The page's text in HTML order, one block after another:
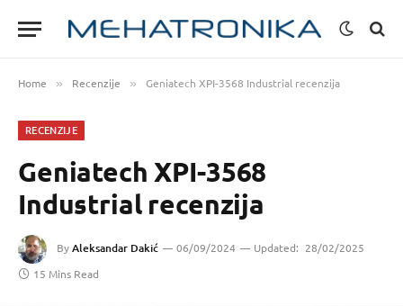
Home » Recenzije » Geniatech XPI-3568 Industrial recenzija
RECENZIJE
Geniatech XPI-3568
Industrial recenzija
ByAleksandar Dakić 06/09/2024 Updated: 28/02/2025
15 Mins Read